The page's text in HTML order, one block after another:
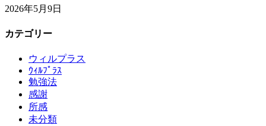
2026年5月9日
カテゴリー
ウィルプラス
ｳｨﾙﾌﾟﾗｽ
勉強法
感謝
所感
未分類